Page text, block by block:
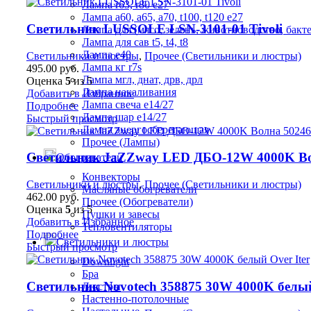
Лампа r63, r80 е27
Лампа а60, а65, а70, t100, t120 е27
Лампа для (мясо, зелень, животноводство,
Лампа для сав t5, t4, t8
Лампа е40
Лампа кг r7s
Лампа мгл, днат, дрв, дрл
Лампа накаливания
Лампа свеча е14/27
Лампа шар е14/27
Лампа энергосберегающая
Прочее (Лампы)
Обогреватели
Конвекторы
Масляные обогреватели
Прочее (Обогреватели)
Пушки и завесы
Тепловентиляторы
Светильники и люстры
Downlight
Бра
Люстры
Настенно-потолочные
Светильник LUSSOLE LSN-3101-01 Tivoli
Светильники и люстры, Прочее (Светильники и люстры)
495.00 руб.
Оценка 5из 5
Добавить в Избранное
Подробнее
Быстрый просмотр
Светильник JaZZway LED ДБО-12W 4000K
Светильники и люстры,Прочее (Светильники и люстры)
462.00 руб.
Оценка 5 из 5
Добавить в Избранное
Подробнее
Быстрый просмотр
Светильник Novotech 358875 30W 4000K